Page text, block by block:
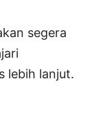
segera
lebih lanjut.